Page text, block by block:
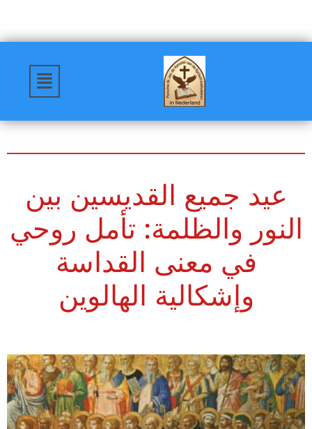
عيد جميع القديسين بين
النور والظلمة: تأمل روحي
في معنى القداسة
وإشكالية الهالوين